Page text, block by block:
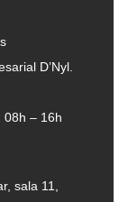
D’Nyl.
08h – 16h
sala 11,